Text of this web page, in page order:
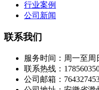
行业案例
公司新闻
联系我们
服务时间：周一至周
联系热线：
公司邮箱：